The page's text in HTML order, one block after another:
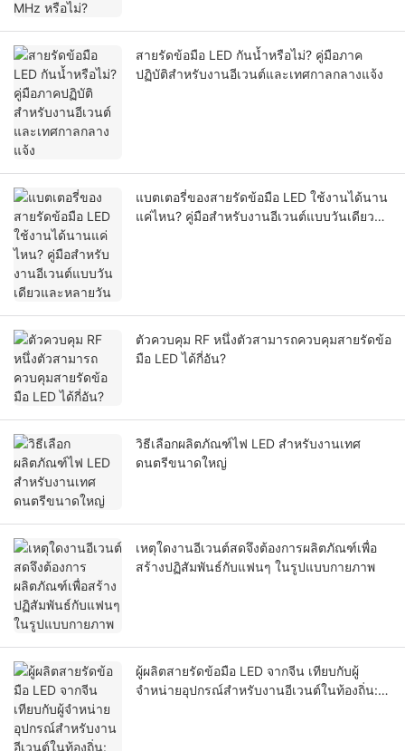
สายรัดข้อมือ LED กันน้ำหรือไม่? คู่มือภาค
ปฏิบัติสำหรับงานอีเวนต์และเทศกาลกลางแจ้ง
แบตเตอรี่ของสายรัดข้อมือ LED ใช้งานได้นาน
แค่ไหน? คู่มือสำหรับงานอีเวนต์แบบวันเดียว
ตัวควบคุม RF หนึ่งตัวสามารถควบคุมสายรัดข้อ
มือ LED ได้กี่อัน?
วิธีเลือกผลิตภัณฑ์ไฟ LED สำหรับงานเทศ
ดนตรีขนาดใหญ่
เหตุใดงานอีเวนต์สดจึงต้องการผลิตภัณฑ์เพื่อ
สร้างปฏิสัมพันธ์กับแฟนๆ ในรูปแบบกายภาพ
ผู้ผลิตสายรัดข้อมือ LED จากจีน เทียบกับผู้
จำหน่ายอุปกรณ์สำหรับงานอีเวนต์ในท้องถิ่น: